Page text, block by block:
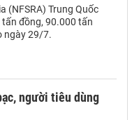
(NFSRA) Trung Quốc
đồng, 90.000 tấn
ngày 29/7.
người tiêu dùng